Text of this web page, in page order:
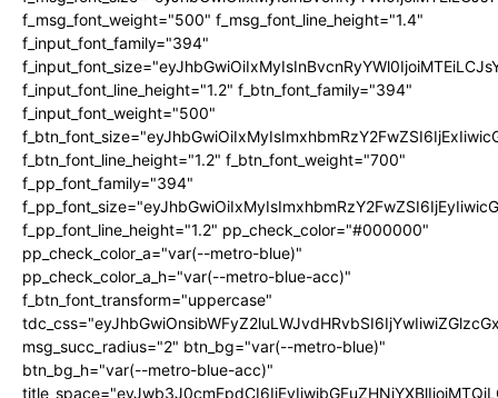
f_msg_font_weight="500" f_msg_font_line_height="1.4"
f_input_font_family="394"
f_input_font_line_height="1.2" f_btn_font_family="394"
f_input_font_weight="500"
f_btn_font_line_height="1.2" f_btn_font_weight="700"
f_pp_font_family="394"
f_pp_font_line_height="1.2" pp_check_color="#000000"
pp_check_color_a="var(--metro-blue)"
pp_check_color_a_h="var(--metro-blue-acc)"
f_btn_font_transform="uppercase"
msg_succ_radius="2" btn_bg="var(--metro-blue)"
btn_bg_h="var(--metro-blue-acc)"